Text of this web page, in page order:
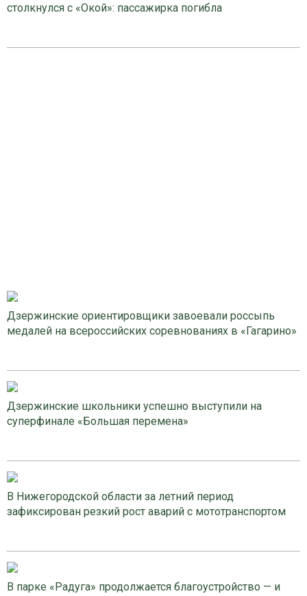
столкнулся с «Окой»: пассажирка погибла
Дзержинские ориентировщики завоевали россыпь
медалей на всероссийских соревнованиях в «Гагарино»
Дзержинские школьники успешно выступили на
суперфинале «Большая перемена»
В Нижегородской области за летний период
зафиксирован резкий рост аварий с мототранспортом
В парке «Радуга» продолжается благоустройство — и